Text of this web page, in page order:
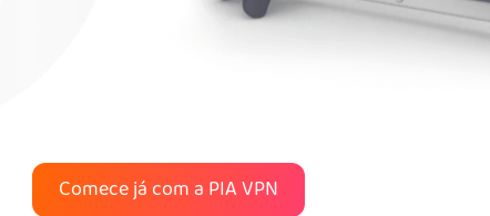
Comece já com a PIA VPN